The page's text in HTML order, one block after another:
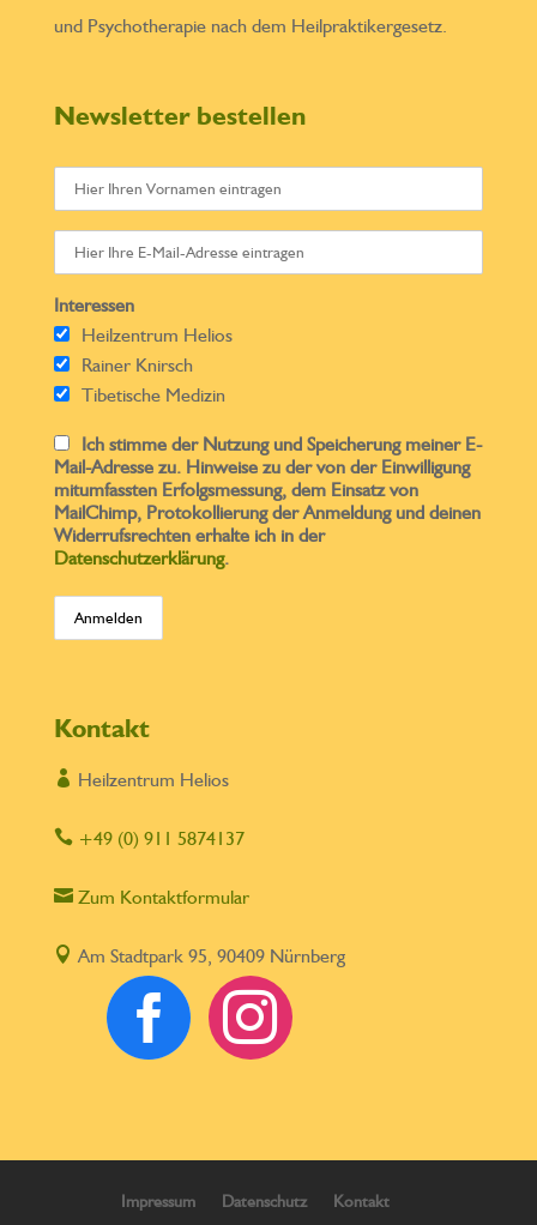
und Psychotherapie nach dem Heilpraktikergesetz.
Newsletter bestellen
Interessen
Heilzentrum Helios
Rainer Knirsch
Tibetische Medizin
Ich stimme der Nutzung und Speicherung meiner E-
Mail-Adresse zu. Hinweise zu der von der Einwilligung
mitumfassten Erfolgsmessung, dem Einsatz von
MailChimp, Protokollierung der Anmeldung und deinen
Widerrufsrechten erhalte ich in der
Datenschutzerklärung.
Kontakt
 Heilzentrum Helios
+49 (0) 911 5874137
Zum Kontaktformular
 Am Stadtpark 95, 90409 Nürnberg
 
Impressum Datenschutz Kontakt